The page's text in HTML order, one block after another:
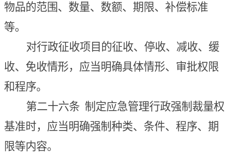
物品的范围、数量、数额、期限、补偿标准
等。
对行政征收项目的征收、 停收、减收、 缓
收、免收情形，应当明确具体情形、审批权限
和程序。
第二十六条制定应急管理行政强制裁量权
基准时，应当明确强制种类、条件、程序、期
限等内容。